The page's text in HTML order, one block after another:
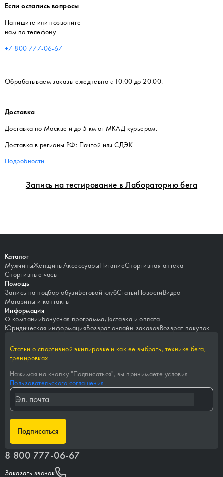
Запись на тестирование в Лабораторию бега
Если остались вопросы
Напишите или позвоните
нам по телефону
+7 800 777-06-67
Обрабатываем заказы ежедневно с 10:00 до 20:00.
Доставка
Доставка по Москве и до 5 км от МКАД курьером.
Доставка в регионы РФ: Почтой или СДЭК
Подробности
Каталог
МужчиныЖенщиныАксессуарыПитаниеСпортивная аптека
Спортивные часы
Помощь
Запись на подбор обувиБеговой клубСтатьиНовостиВидео
Магазины и контакты
Информация
О компанииБонусная программаДоставка и оплата
Юридическая информацияВозврат онлайн-заказовВозврат покупок
Статьи о спортивной экипировке и как ее выбрать, технике бега,
тренировках.
Нажимая на кнопку "Подписаться", вы принимаете условия
Пользовательского соглашения.
Подписаться
8 800 777-06-67
Заказать звонок